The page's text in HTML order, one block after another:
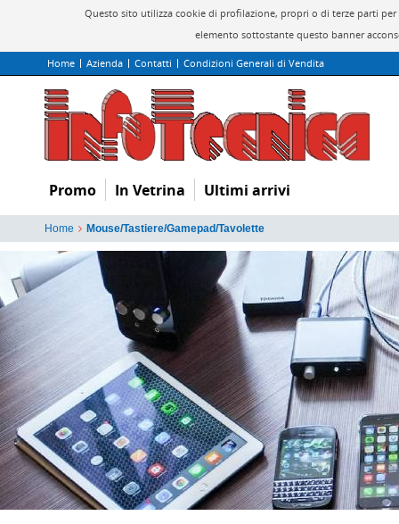
Questo sito utilizza cookie di profilazione, propri o di terze parti
elemento sottostante questo banner
Home Azienda Contatti Condizioni Generali di Vendita
Promo In Vetrina Ultimi arrivi
Home Mouse/Tastiere/Gamepad/Tavolette